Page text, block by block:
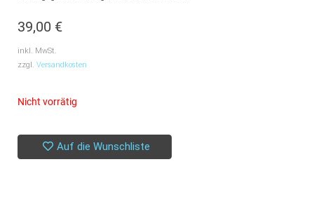
39,00 €
inkl. MwSt.
zzgl. Versandkosten
Nicht vorrätig
Auf die Wunschliste